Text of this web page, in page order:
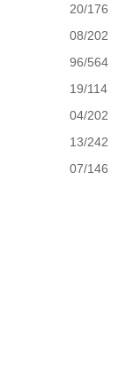
20/176
08/202
96/564
19/114
04/202
13/242
07/146